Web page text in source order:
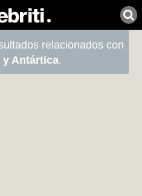
relacionados con
y Antártica.